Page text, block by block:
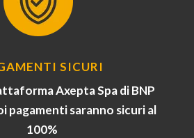
SICURI
Axepta Spa di BNP
pagamenti saranno sicuri al
100%